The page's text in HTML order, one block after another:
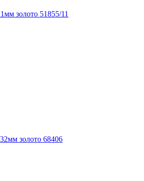
золото 51855/11
золото 68406